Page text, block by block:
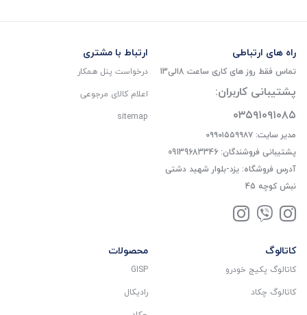
راه های ارتباطی
تماس فقط روز های کاری ساعت 8الی13
پشتیبانی کاربران:
۰۳۵۹۱۰۹۱۰۸۵
مدیر سایت: ۰۹۹۰۱۵۵۹۹۸۷
پشتیبانی فروشندگان: 09139683346
آدرس فروشگاه: یزد-بلوار شهید دشتی
نبش کوچه 45
ارتباط با مشتری
درخواست پنل همکار
اعلام کالای مرجوعی
sitemap
کاتالوگ
کاتالوگ پکیج خودرو
کاتالوگ چکاد
محصولات
GISP
رادیکال